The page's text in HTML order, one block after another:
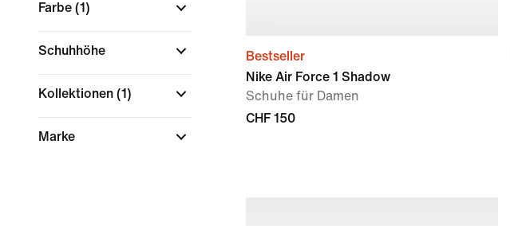
Farbe (1)
Schuhhöhe
Kollektionen (1)
Marke
Bestseller
Nike Air Force 1 Shadow
Schuhe für Damen
CHF 150